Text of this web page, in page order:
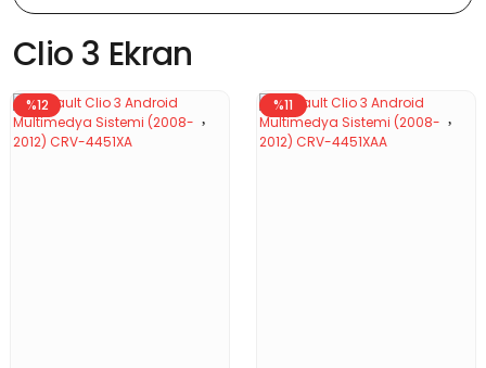
Clio 3 Ekran
%12 %11